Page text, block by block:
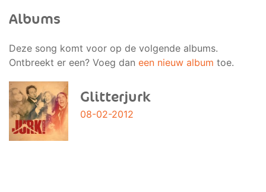
Albums
Deze song komt voor op de volgende albums.
Ontbreekt er een? Voeg dan een nieuw album toe.
Glitterjurk
08-02-2012